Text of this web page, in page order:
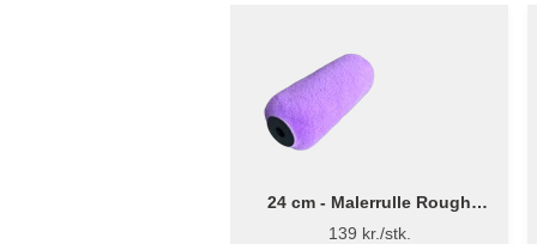
24 cm - Malerrulle Rough
Quick – Flügger Excellence
139 kr./stk.